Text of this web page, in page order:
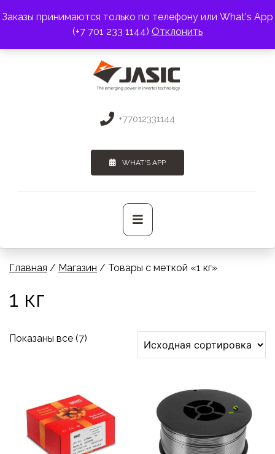
Заказы принимаются только по телефону или What's App
(+7 701 233 1144) Отклонить
к
АДРЕС: г. Алматы, пр. Райымбека 383
+77012331144
WHAT'S APP
Основное
меню
Главная / Магазин / Товары с меткой «1 кг»
1 кг
Показаны все (7)